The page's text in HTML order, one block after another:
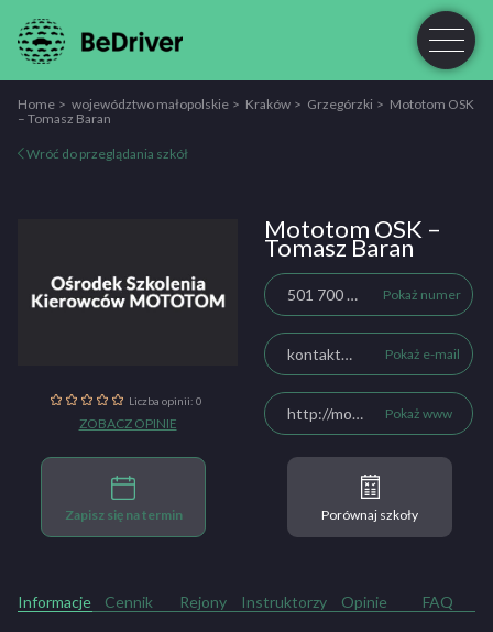
Home województwo małopolskie Kraków Grzegórzki
Mototom OSK
– Tomasz Baran
Wróć do przeglądania szkół
Liczba opinii: 0
ZOBACZ OPINIE
Mototom OSK –
Tomasz Baran
501 700 756 Pokaż numer
kontakt@mototom.com.pl Pokaż e-mail
http://mototom.com.pl/ Pokaż www
Zapisz się na termin Porównaj szkoły
Informacje Cennik Rejony Instruktorzy Opinie FAQ